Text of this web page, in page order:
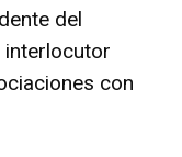
del
interlocutor
con